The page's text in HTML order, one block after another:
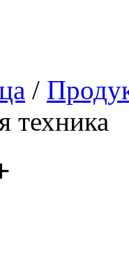
/
техника